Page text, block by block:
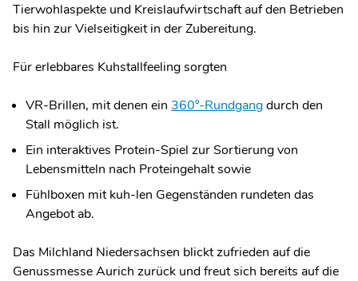
Tierwohlaspekte und Kreislaufwirtschaft auf den Betrieben
bis hin zur Vielseitigkeit in der Zubereitung.
Für erlebbares Kuhstallfeeling sorgten
VR-Brillen, mit denen ein 360°-Rundgangdurch den
Stall möglich ist.
Ein interaktives Protein-Spiel zur Sortierung von
Lebensmitteln nach Proteingehalt sowie
Fühlboxen mit kuh-len Gegenständen rundeten das
Angebot ab.
Das Milchland Niedersachsen blickt zufrieden auf die
Genussmesse Aurich zurück und freut sich bereits auf die